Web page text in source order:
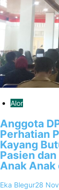
Alor
Anggota
Perhatian
Kayang
Pasien
Anak
Eka Blegur28